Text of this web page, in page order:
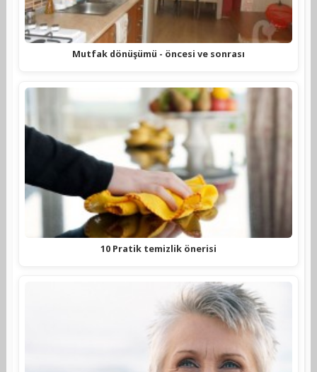
Mutfak dönüşümü - öncesi ve sonrası
10 Pratik temizlik önerisi